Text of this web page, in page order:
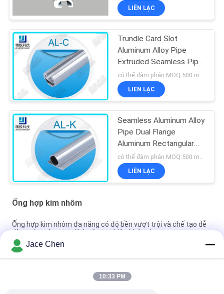
LIÊN LẠC
Trundle Card Slot
Aluminum Alloy Pipe
Extruded Seamless Pipe
Anodized AL-C
có thể đàm phán MOQ:500 meters
LIÊN LẠC
Seamless Aluminum Alloy
Pipe Dual Flange
Aluminum Rectangular
Tubing 6063-T5
có thể đàm phán MOQ:500 meters
LIÊN LẠC
Ống hợp kim nhôm
Ống hợp kim nhôm đa ​​năng có độ bền vượt trội và chế tạo dễ
dàng cho các mục đích công nghiệp khác nhau
Ống hợp kim nhôm oxy hóa bạc - Ống kết cấu 6063-T5 cho bàn
làm việc và lắp ráp kệ kho
Ống hợp kim nhôm đúc 28mm OD - Ống khung nhẹ tái sử dụng
Jace Chen
10:33 PM